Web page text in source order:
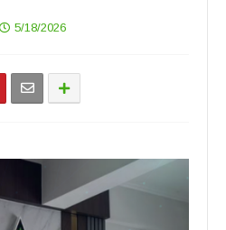
5/18/2026